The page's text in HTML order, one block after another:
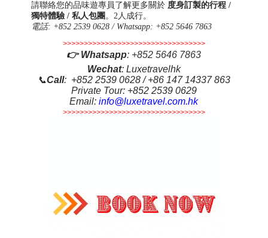
請聯絡您的品味遊專員了解更多關於 度身訂製的行程 /
獨特體驗 / 私人包團 。2人成行。
電話: +852 2539 0628 / Whatsapp: +852 5646 7863
>>>>>>>>>>>>>>>>>>>>>>>>>>>>>>>>>>
👉Whatsapp: +852 5646 7863
Wechat: Luxetravelhk
📞Call: +852 2539 0628 / +86 147 14337 863
Private Tour: +852 2539 0629
Email:info@luxetravel.com.hk
>>>>>>>>>>>>>>>>>>>>>>>>>>>>>>>>>>